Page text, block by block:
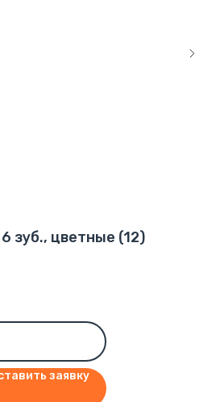
зуб., цветные (12)
заявку